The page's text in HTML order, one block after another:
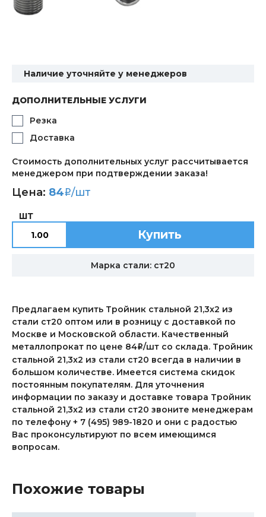
Наличие уточняйте у менеджеров
ДОПОЛНИТЕЛЬНЫЕ УСЛУГИ
Резка
Доставка
Стоимость дополнительных услуг рассчитывается
менеджером при подтверждении заказа!
Цена: 84i/шт
ШТ
Купить
Марка стали: ст20
Предлагаем купить Тройник стальной 21,3x2 из
стали ст20 оптом или в розницу с доставкой по
Москве и Московской области. Качественный
металлопрокат по цене 84i/шт со склада. Тройник
стальной 21,3x2 из стали ст20 всегда в наличии в
большом количестве. Имеется система скидок
постоянным покупателям. Для уточнения
информации по заказу и доставке товара Тройник
стальной 21,3x2 из стали ст20 звоните менеджерам
по телефону + 7 (495) 989-1820 и они с радостью
Вас проконсультируют по всем имеющимся
вопросам.
Похожие товары